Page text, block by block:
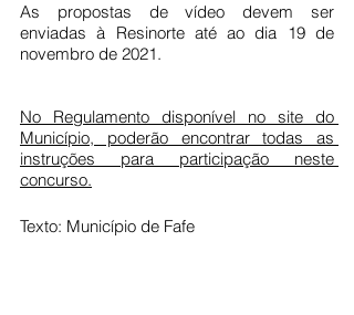
As propostas de vídeo devem ser
enviadas à Resinorte até ao dia 19 de
novembro de 2021.
No Regulamento disponível no site do
Município, poderão encontrar todas as
instruções para participação neste
concurso.
Texto: Município de Fafe